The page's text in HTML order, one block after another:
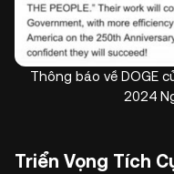
Thông báo về DOGE
2024
Triển Vọng Tích